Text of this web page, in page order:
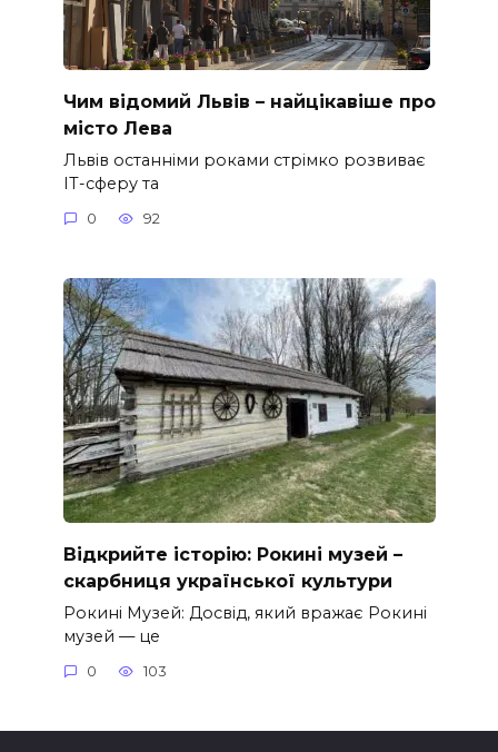
Чим відомий Львів – найцікавіше про
місто Лева
Львів останніми роками стрімко розвиває
ІТ-сферу та
0 92
Відкрийте історію: Рокині музей –
скарбниця української культури
Рокині Музей: Досвід, який вражає Рокині
музей — це
0 103